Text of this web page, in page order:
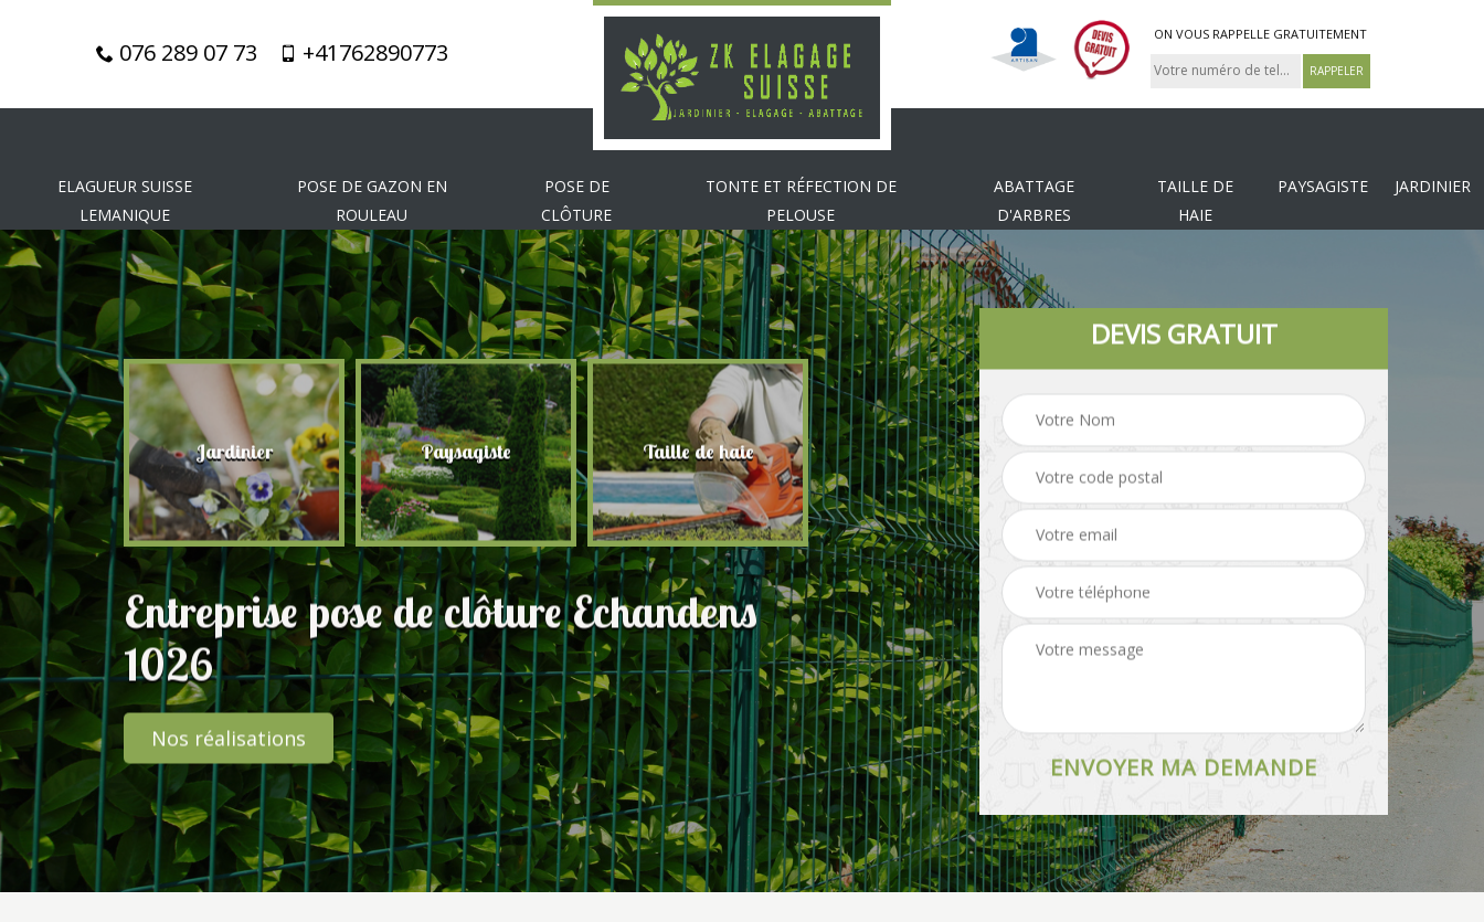
076 289 07 73 +41762890773
ON VOUS RAPPELLE GRATUITEMENT
ELAGUEUR SUISSE
LEMANIQUE
POSE DE GAZON EN
ROULEAU
POSE DE
CLÔTURE
TONTE ET RÉFECTION DE
PELOUSE
ABATTAGE
D'ARBRES
TAILLE DE
HAIE
PAYSAGISTE JARDINIER
Jardinier Paysagiste Taille de haie Abattage d'arbres Tonte et réfection de Pose de clôture
Entreprise pose de clôture Echandens
1026
Nos réalisations
DEVIS GRATUIT